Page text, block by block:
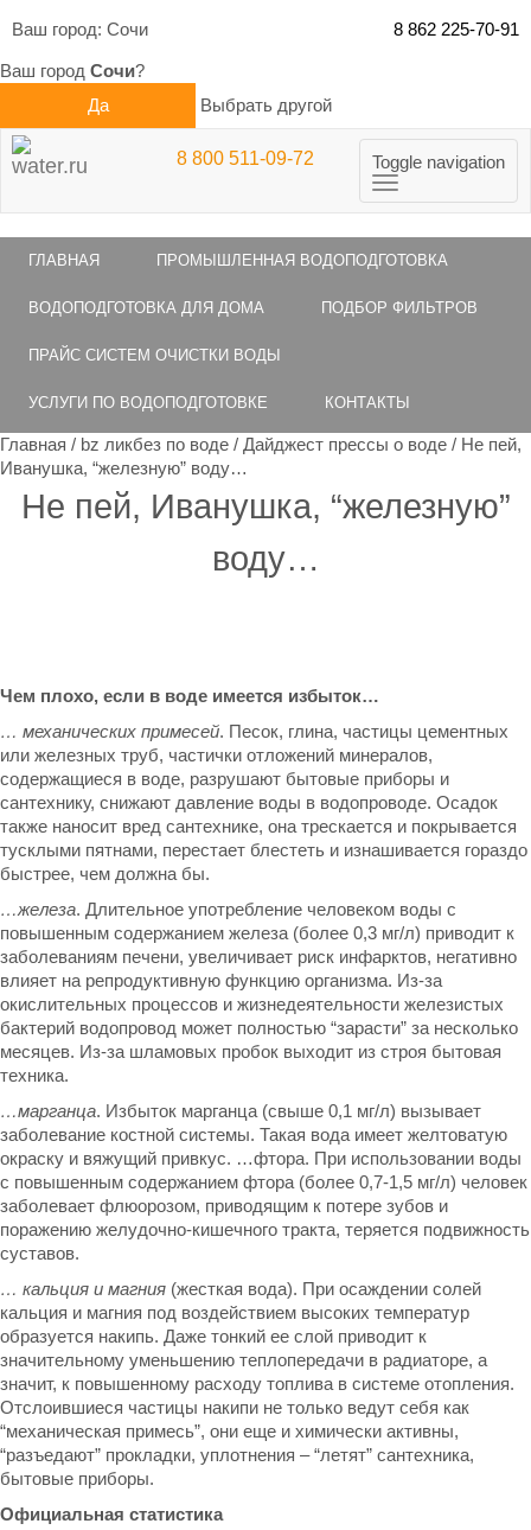
Ваш город: Сочи 8 862 225-70-91
Ваш город Сочи?
Да
Выбрать другой
Toggle navigation
8 800 511-09-72
ГЛАВНАЯ ПРОМЫШЛЕННАЯ ВОДОПОДГОТОВКА
ВОДОПОДГОТОВКА ДЛЯ ДОМА ПОДБОР ФИЛЬТРОВ
ПРАЙС СИСТЕМ ОЧИСТКИ ВОДЫ
УСЛУГИ ПО ВОДОПОДГОТОВКЕ КОНТАКТЫ
Главная / bz ликбез по воде / Дайджест прессы о воде / Не пей,
Иванушка, “железную” воду…
Не пей, Иванушка, “железную”
воду…
Чем плохо, если в воде имеется избыток…
… механических примесей. Песок, глина, частицы цементных
или железных труб, частички отложений минералов,
содержащиеся в воде, разрушают бытовые приборы и
сантехнику, снижают давление воды в водопроводе. Осадок
также наносит вред сантехнике, она трескается и покрывается
тусклыми пятнами, перестает блестеть и изнашивается гораздо
быстрее, чем должна бы.
…железа. Длительное употребление человеком воды с
повышенным содержанием железа (более 0,3 мг/л) приводит к
заболеваниям печени, увеличивает риск инфарктов, негативно
влияет на репродуктивную функцию организма. Из-за
окислительных процессов и жизнедеятельности железистых
бактерий водопровод может полностью “зарасти” за несколько
месяцев. Из-за шламовых пробок выходит из строя бытовая
техника.
…марганца. Избыток марганца (свыше 0,1 мг/л) вызывает
заболевание костной системы. Такая вода имеет желтоватую
окраску и вяжущий привкус. …фтора. При использовании воды
с повышенным содержанием фтора (более 0,7-1,5 мг/л) человек
заболевает флюорозом, приводящим к потере зубов и
поражению желудочно-кишечного тракта, теряется подвижность
суставов.
… кальция и магния (жесткая вода). При осаждении солей
кальция и магния под воздействием высоких температур
образуется накипь. Даже тонкий ее слой приводит к
значительному уменьшению теплопередачи в радиаторе, а
значит, к повышенному расходу топлива в системе отопления.
Отслоившиеся частицы накипи не только ведут себя как
“механическая примесь”, они еще и химически активны,
“разъедают” прокладки, уплотнения – “летят” сантехника,
бытовые приборы.
Официальная статистика